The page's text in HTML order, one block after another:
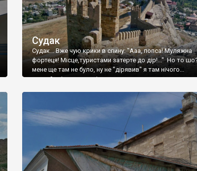
Судак
Судак... Вже чую крики в спину: "Ааа, попса! Муляжна
фортеця! Місце,туристами затерте до дір!..." Но то
мене ще там не було, ну не "дірявив" я там нічого...
принаймні до цього літа.